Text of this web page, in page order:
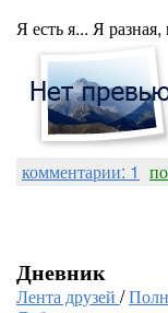
Я есть я... Я
комментарии: 1
Дневник
Лента друзей /